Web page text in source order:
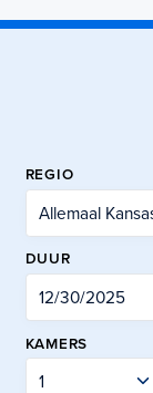
REGIO
DUUR
KAMERS